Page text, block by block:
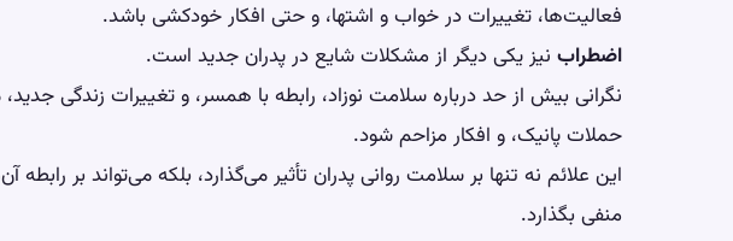
فعالیت‌ها، تغییرات در خواب و اشتها، و حتی افکار خودکشی باشد.
اضطراب نیز یکی دیگر از مشکلات شایع در پدران جدید است.
نگرانی بیش از حد درباره سلامت نوزاد، رابطه با همسر، و تغییرات زندگی جدید،
حملات پانیک، و افکار مزاحم شود.
این علائم نه تنها بر سلامت روانی پدران تأثیر می‌گذارد، بلکه می‌تواند بر رابطه
منفی بگذارد.